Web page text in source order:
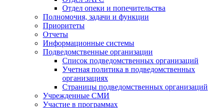
Отдел опеки и попечительства
Полномочия, задачи и функции
Приоритеты
Отчеты
Информационные системы
Подведомственные организации
Список подведомственных организаций
Учетная политика в подведомственных
организациях
Страницы подведомственных организаций
Учрежденные СМИ
Участие в программах